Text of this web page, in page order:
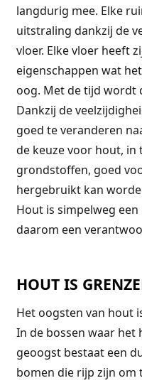
langdurig mee. Elke
uitstraling dankzij de
vloer. Elke vloer heeft
eigenschappen wat
oog. Met de tijd wordt
Dankzij de
goed te veranderen
de keuze voor hout,
grondstoffen, goed
hergebruikt kan
Hout is simpelweg
daarom een
HOUT IS
Het oogsten van hout
In de bossen waar
geoogst bestaat een
bomen die rijp zijn